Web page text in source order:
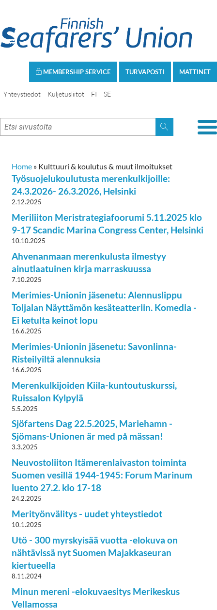
MATTINET
TURVAPOSTI
MEMBERSHIP SERVICE
Yhteystiedot Kuljetusliitot FI SE
Home » Kulttuuri & koulutus & muut ilmoitukset
Työsuojelukoulutusta merenkulkijoille:
24.3.2026- 26.3.2026, Helsinki
2.12.2025
Meriliiton Meristrategiafoorumi 5.11.2025 klo
9-17 Scandic Marina Congress Center, Helsinki
10.10.2025
Ahvenanmaan merenkulusta ilmestyy
ainutlaatuinen kirja marraskuussa
7.10.2025
Merimies-Unionin jäsenetu: Alennuslippu
Toijalan Näyttämön kesäteatteriin. Komedia -
Ei ketulta keinot lopu
16.6.2025
Merimies-Unionin jäsenetu: Savonlinna-
Risteilyiltä alennuksia
16.6.2025
Merenkulkijoiden Kiila-kuntoutuskurssi,
Ruissalon Kylpylä
5.5.2025
Sjöfartens Dag 22.5.2025, Mariehamn -
Sjömans-Unionen är med på mässan!
3.3.2025
Neuvostoliiton Itämerenlaivaston toiminta
Suomen vesillä 1944-1945: Forum Marinum
luento 27.2. klo 17-18
24.2.2025
Merityönvälitys - uudet yhteystiedot
10.1.2025
Utö - 300 myrskyisää vuotta -elokuva on
nähtävissä nyt Suomen Majakkaseuran
kiertueella
8.11.2024
Minun mereni -elokuvaesitys Merikeskus
Vellamossa